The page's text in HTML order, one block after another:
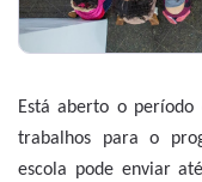
Está aberto o período
trabalhos para o
escola pode enviar